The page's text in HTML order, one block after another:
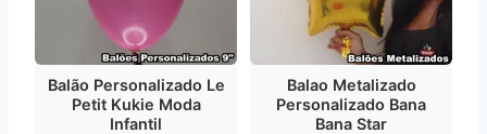
Balão Personalizado Le
Petit Kukie Moda
Infantil
Balao Metalizado
Personalizado Bana
Bana Star